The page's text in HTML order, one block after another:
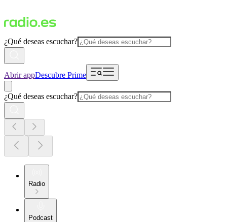
¿Qué deseas escuchar?
Abrir appDescubre Prime
¿Qué deseas escuchar?
Radio
Podcast